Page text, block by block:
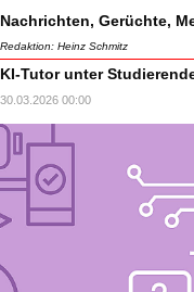
Nachrichten, Gerüchte,
Redaktion: Heinz Schmitz
KI-Tutor unter
30.03.2026 00:00